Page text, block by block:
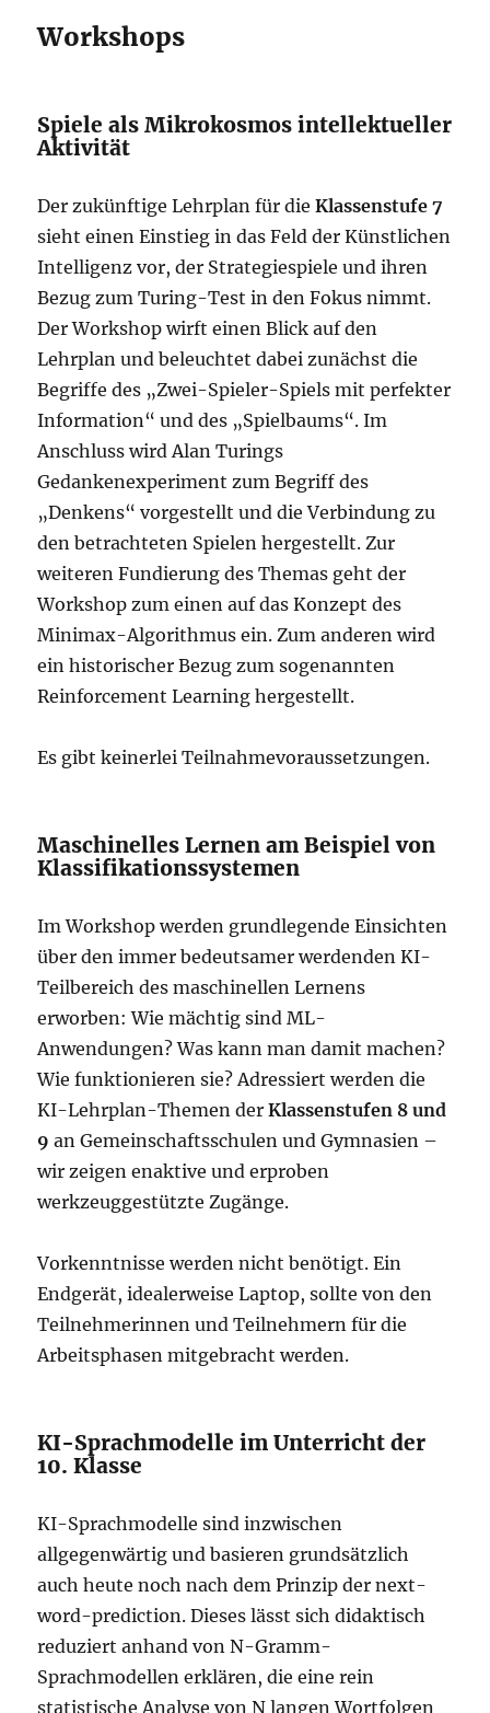
Workshops
Spiele als Mikrokosmos intellektueller
Aktivität
Der zukünftige Lehrplan für dieKlassenstufe 7
sieht einen Einstieg in das Feld der Künstlichen
Intelligenz vor, der Strategiespiele und ihren
Bezug zum Turing-Test in den Fokus nimmt.
Der Workshop wirft einen Blick auf den
Lehrplan und beleuchtet dabei zunächst die
Begriffe des „Zwei-Spieler-Spiels mit perfekter
Information“ und des „Spielbaums“. Im
Anschluss wird Alan Turings
Gedankenexperiment zum Begriff des
„Denkens“ vorgestellt und die Verbindung zu
den betrachteten Spielen hergestellt. Zur
weiteren Fundierung des Themas geht der
Workshop zum einen auf das Konzept des
Minimax-Algorithmus ein. Zum anderen wird
ein historischer Bezug zum sogenannten
Reinforcement Learning hergestellt.
Es gibt keinerlei Teilnahmevoraussetzungen.
Maschinelles Lernen am Beispiel von
Klassifikationssystemen
Im Workshop werden grundlegende Einsichten
über den immer bedeutsamer werdenden KI-
Teilbereich des maschinellen Lernens
erworben: Wie mächtig sind ML-
Anwendungen? Was kann man damit machen?
Wie funktionieren sie? Adressiert werden die
KI-Lehrplan-Themen derKlassenstufen 8 und
9 an Gemeinschaftsschulen und Gymnasien –
wir zeigen enaktive und erproben
werkzeuggestützte Zugänge.
Vorkenntnisse werden nicht benötigt. Ein
Endgerät, idealerweise Laptop, sollte von den
Teilnehmerinnen und Teilnehmern für die
Arbeitsphasen mitgebracht werden.
KI-Sprachmodelle im Unterricht der
10. Klasse
KI-Sprachmodelle sind inzwischen
allgegenwärtig und basieren grundsätzlich
auch heute noch nach dem Prinzip der next-
word-prediction. Dieses lässt sich didaktisch
reduziert anhand von N-Gramm-
Sprachmodellen erklären, die eine rein
statistische Analyse von N langen Wortfolgen